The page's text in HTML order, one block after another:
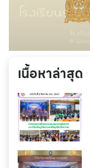
เนื้อหาล่าสุด